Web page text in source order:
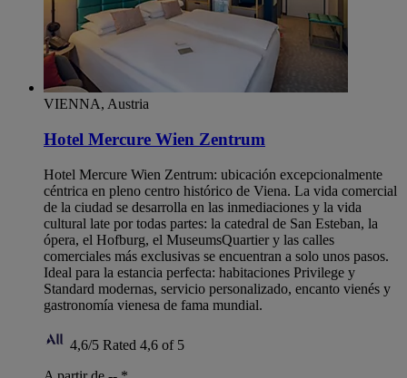
VIENNA, Austria
Hotel Mercure Wien Zentrum
Hotel Mercure Wien Zentrum: ubicación excepcionalmente
céntrica en pleno centro histórico de Viena. La vida comercial
de la ciudad se desarrolla en las inmediaciones y la vida
cultural late por todas partes: la catedral de San Esteban, la
ópera, el Hofburg, el MuseumsQuartier y las calles
comerciales más exclusivas se encuentran a solo unos pasos.
Ideal para la estancia perfecta: habitaciones Privilege y
Standard modernas, servicio personalizado, encanto vienés y
gastronomía vienesa de fama mundial.
4,6/5 Rated 4,6 of 5